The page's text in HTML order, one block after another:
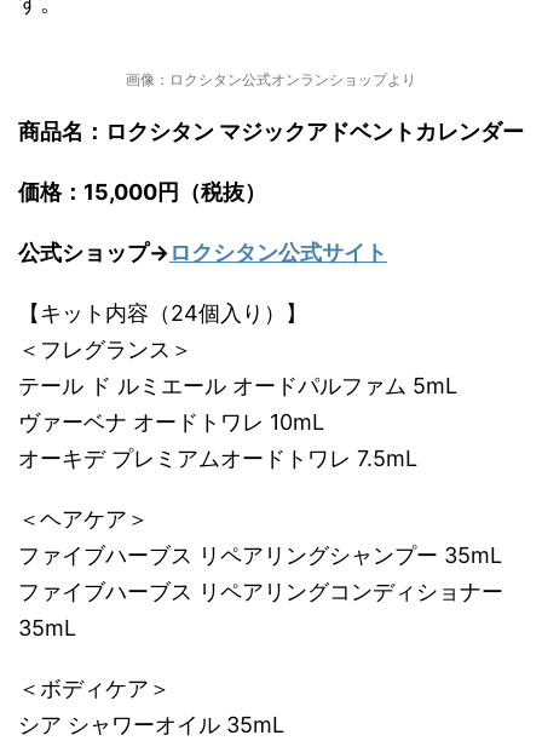
画像：ロクシタン公式オンランショップより
商品名：ロクシタン マジックアドベントカレンダー
価格：15,000円（税抜）
公式ショップ→ロクシタン公式サイト
【キット内容（24個入り）】
＜フレグランス＞
テール ド ルミエール オードパルファム 5mL
ヴァーベナ オードトワレ 10mL
オーキデ プレミアムオードトワレ 7.5mL
＜ヘアケア＞
ファイブハーブス リペアリングシャンプー 35mL
ファイブハーブス リペアリングコンディショナー
35mL
＜ボディケア＞
シア シャワーオイル 35mL